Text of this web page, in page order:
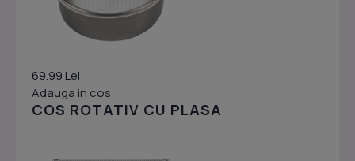
69.99 Lei
Adauga in cos
COS ROTATIV CU PLASA